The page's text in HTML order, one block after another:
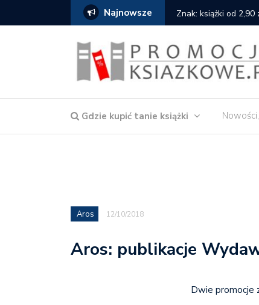
Najnowsze Znak: książki od 2,90
Gdzie kupić tanie książki
Aros 12/10/2018
Aros: publikacje
Dwie promocje